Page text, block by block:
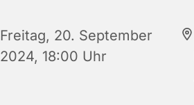
Freitag, 20. September
2024, 18:00 Uhr